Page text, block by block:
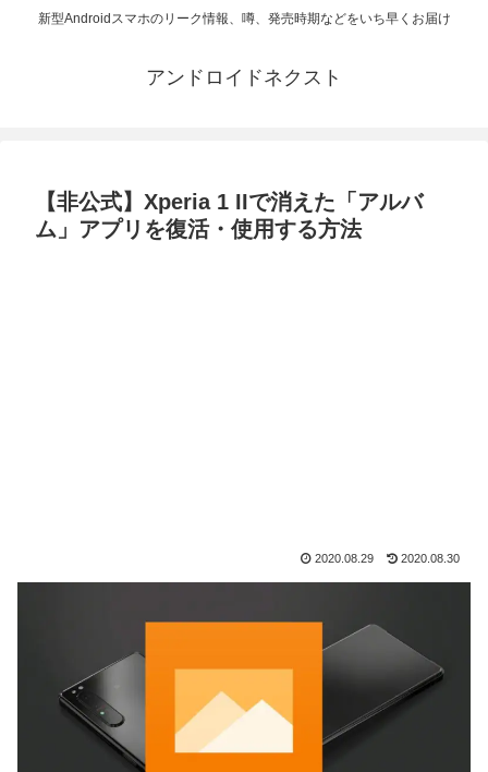
新型Androidスマホのリーク情報、噂、発売時期などをいち早くお届け
アンドロイドネクスト
【非公式】Xperia 1 IIで消えた「アルバ
ム」アプリを復活・使用する方法
2020.08.29 2020.08.30